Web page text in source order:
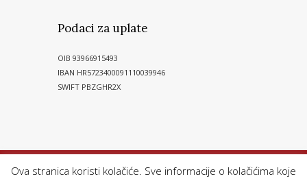
Podaci za uplate
OIB 93966915493
IBAN HR5723400091110039946
SWIFT PBZGHR2X
Ova stranica koristi kolačiće. Sve informacije o kolačićima koje